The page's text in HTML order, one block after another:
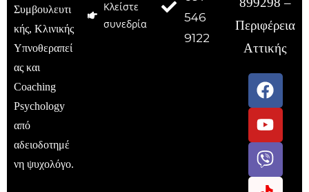
Συμβουλευτι
κής, Κλινικής
Υπνοθεραπεί
ας και
Coaching
Psychology
από
αδειοδοτημέ
νη ψυχολόγο.
Κλείστε
συνεδρία
546
9122
Περιφέρεια
Αττικής